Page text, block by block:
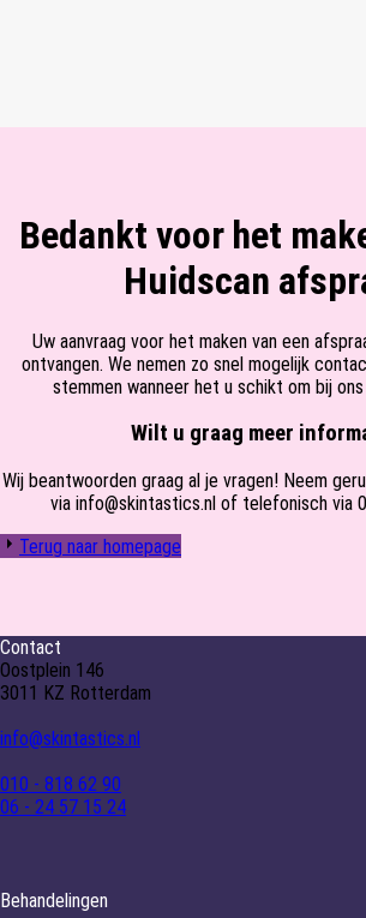
Bedankt voor het
Huidscan
Uw aanvraag voor het maken van een
ontvangen. We nemen zo snel mogelijk
stemmen wanneer het u schikt om bij
Wilt u graag meer
Wij beantwoorden graag al je vragen! Neem
via info@skintastics.nl of telefonisch via
Terug naar homepage
Contact
Oostplein 146
3011 KZ Rotterdam
info@skintastics.nl
010 - 818 62 90
06 - 24 57 15 24
Behandelingen